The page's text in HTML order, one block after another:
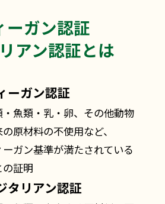
ーガン認証
アン認証とは
ーガン認証
・魚類・乳・卵、その他動物
原材料の不使用など、
ーガン基準が満たされている
の証明
タリアン認証